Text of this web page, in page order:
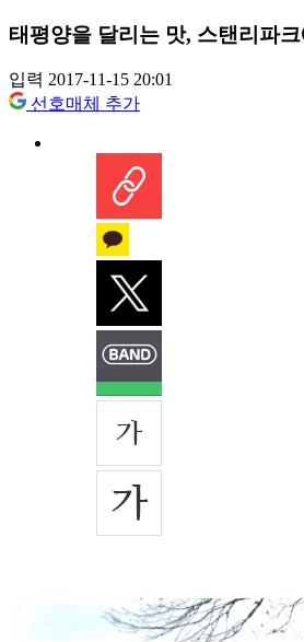
태평양을 달리는 맛, 스탠리파크
입력 2017-11-15 20:01
선호매체 추가